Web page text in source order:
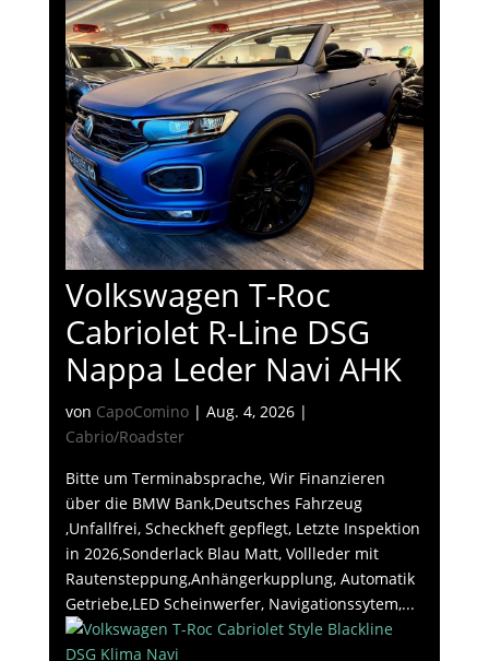
Volkswagen T-Roc
Cabriolet R-Line DSG
Nappa Leder Navi AHK
von CapoComino| Aug. 4, 2026|
Cabrio/Roadster
Bitte um Terminabsprache, Wir Finanzieren
über die BMW Bank,Deutsches Fahrzeug
,Unfallfrei, Scheckheft gepflegt, Letzte Inspektion
in 2026,Sonderlack Blau Matt, Vollleder mit
Rautensteppung,Anhängerkupplung, Automatik
Getriebe,LED Scheinwerfer, Navigationssytem,...